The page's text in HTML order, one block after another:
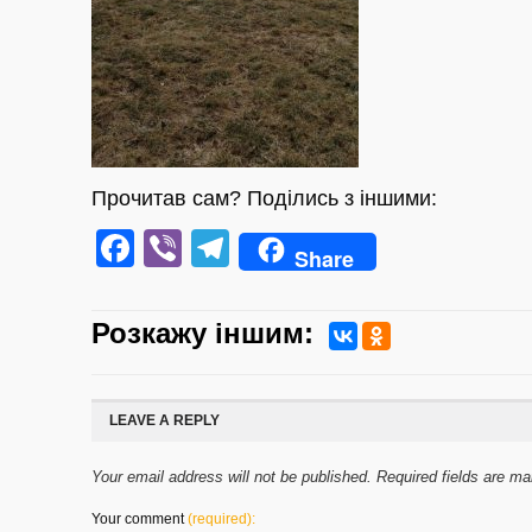
Прочитав сам? Поділись з іншими:
Facebook
ViberTelegram
Share
Розкажу iншим:
LEAVE A REPLY
Your email address will not be published. Required fields are
Your comment(required):